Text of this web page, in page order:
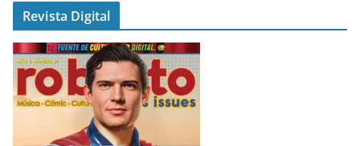
Revista Digital